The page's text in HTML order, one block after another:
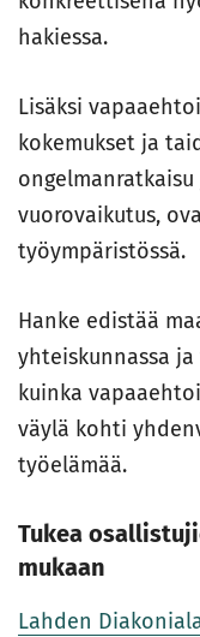
hakiessa.
Lisäksi
kokemukset ja
vuorovaikutus,
työympäristössä.
Hanke edistää
yhteiskunnassa
kuinka
väylä kohti
työelämää.
Tukea
mukaan
Lahden